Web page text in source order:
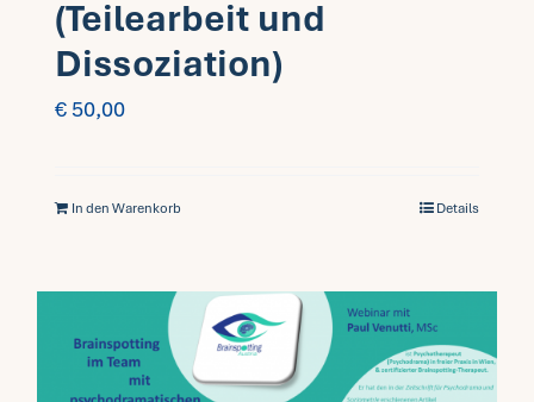
(Teilearbeit und
Dissoziation)
€ 50,00
In den Warenkorb Details